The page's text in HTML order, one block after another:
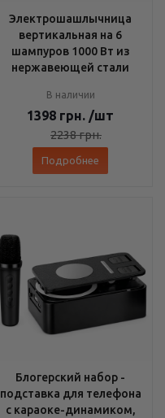
Электрошашлычница
вертикальная на 6
шампуров 1000 Вт из
нержавеющей стали
В наличии
1398 грн. /шт
2238грн.
Подробнее
Блогерский набор -
подставка для телефона
с караоке-динамиком,